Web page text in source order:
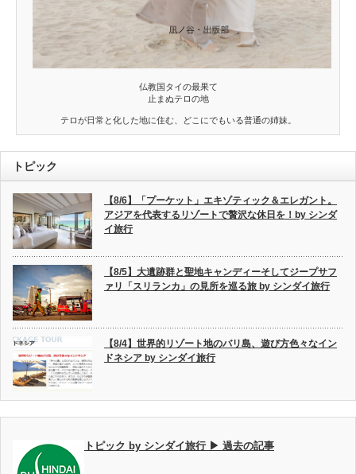
仏教国タイの最果て
止まぬテロの地
テロが日常と化した地に住む、どこにでもいる普通の姉妹。
トピック
【8/6】「プーケット」エキゾティック＆エレガント。
アジアを代表するリゾートで贅沢な休日を！by シンダ
イ旅行
【8/5】大遺跡群と聖地キャンディーそしてジープサフ
ァリ「スリランカ」の見所を巡る旅 by シンダイ旅行
【8/4】世界的リゾート地のバリ島、遊び方色々なイン
ドネシア by シンダイ旅行
トピック by シンダイ旅行 ▶ 過去の記事